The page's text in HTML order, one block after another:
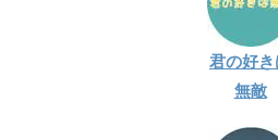
君の好
無敵